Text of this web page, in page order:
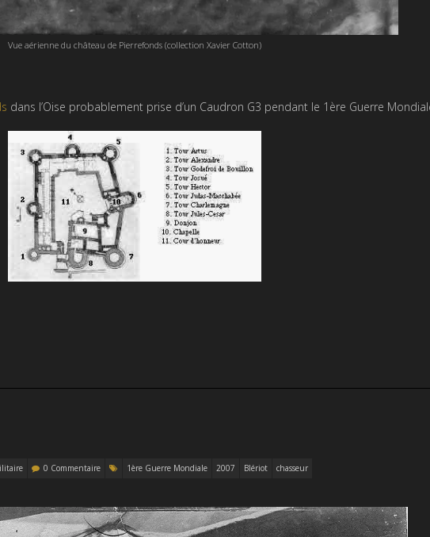
Vue aérienne du château de Pierrefonds (collection Xavier Cotton)
dans l’Oise probablement prise d’un Caudron G3 pendant le 1ère Guerre
0 Commentaire 1ère Guerre Mondiale 2007 Blériot chasseur